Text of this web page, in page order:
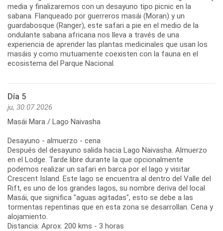
media y finalizaremos con un desayuno tipo picnic en la
sabana. Flanqueado por guerreros masái (Moran) y un
guardabosque (Ranger), este safari a pie en el medio de la
ondulante sabana africana nos lleva a través de una
experiencia de aprender las plantas medicinales que usan los
masáis y como mutuamente coexisten con la fauna en el
ecosistema del Parque Nacional.
Día 5
ju, 30.07.2026
Masái Mara / Lago Naivasha
Desayuno - almuerzo - cena
Después del desayuno salida hacia Lago Naivasha. Almuerzo
en el Lodge. Tarde libre durante la que opcionalmente
podemos realizar un safari en barca por el lago y visitar
Crescent Island. Este lago se encuentra al dentro del Valle del
Rift, es uno de los grandes lagos, su nombre deriva del local
Masái, que significa "aguas agitadas", esto se debe a las
tormentas repentinas que en esta zona se desarrollan. Cena y
alojamiento.
Distancia: Aprox. 200 kms - 3 horas